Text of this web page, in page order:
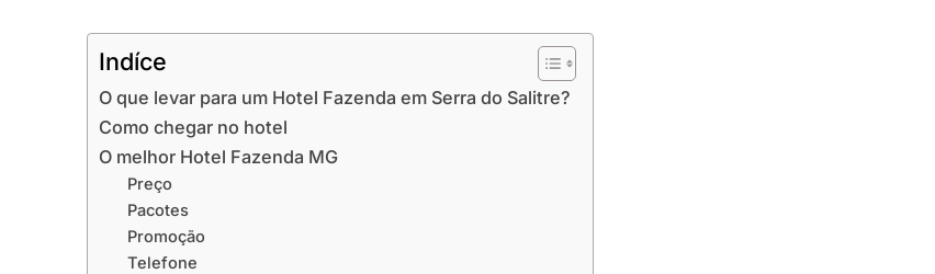
Indíce
O que levar para um Hotel Fazenda em Serra do Salitre?
Como chegar no hotel
O melhor Hotel Fazenda MG
Preço
Pacotes
Promoção
Telefone